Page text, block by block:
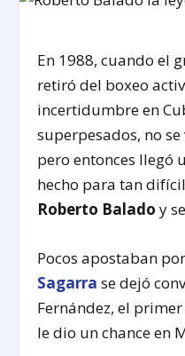
En 1988, cuando el
retiró del boxeo
incertidumbre en
superpesados, no
pero entonces llegó
hecho para tan
Roberto Balado y
Pocos apostaban
Sagarra se dejó
Fernández, el
le dio un chance en